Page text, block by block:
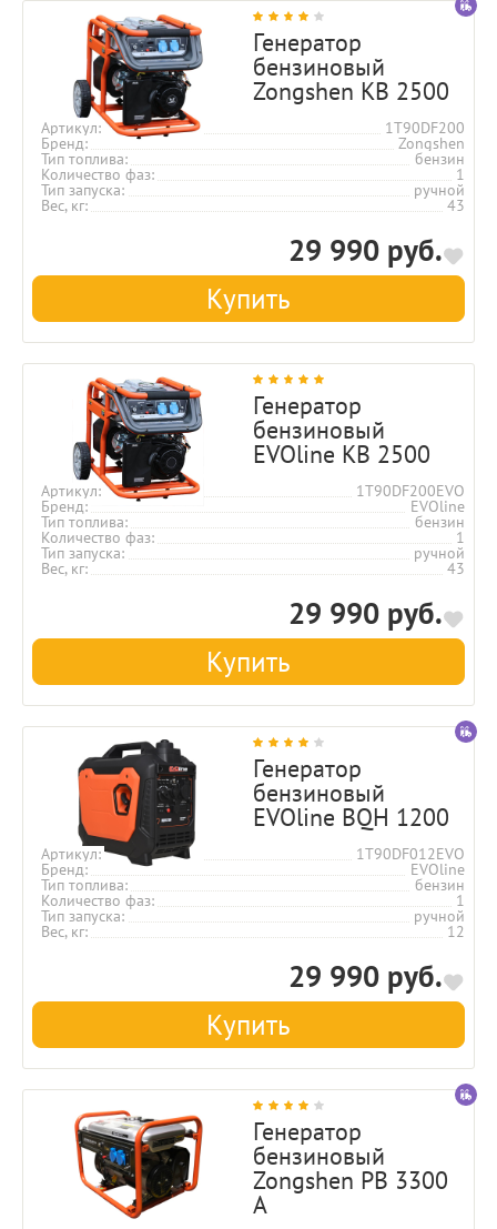
Генератор
бензиновый
Zongshen KB 2500
Артикул 1T90DF200
Бренд Zongshen
Тип топлива бензин
Количество фаз 1
Тип запуска ручной
Вес, кг 43
29 990 руб.
Купить
Генератор
бензиновый
EVOline KB 2500
Артикул 1T90DF200EVO
Бренд EVOline
Тип топлива бензин
Количество фаз 1
Тип запуска ручной
Вес, кг 43
29 990 руб.
Купить
Генератор
бензиновый
EVOline BQH 1200
Артикул 1T90DF012EVO
Бренд EVOline
Тип топлива бензин
Количество фаз 1
Тип запуска ручной
Вес, кг 12
29 990 руб.
Купить
Генератор
бензиновый
Zongshen PB 3300
A